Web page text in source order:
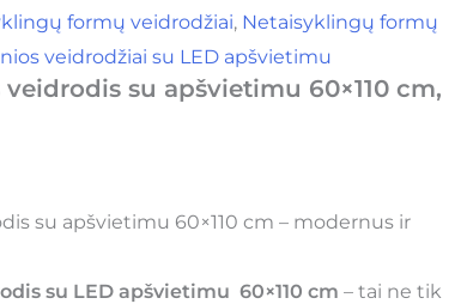
formų veidrodžiai, Netaisyklingų formų
veidrodžiai su LED apšvietimu
su apšvietimu 60×110 cm,
su apšvietimu 60×110 cm – modernus ir
su LED apšvietimu 60×110 cm – tai ne tik